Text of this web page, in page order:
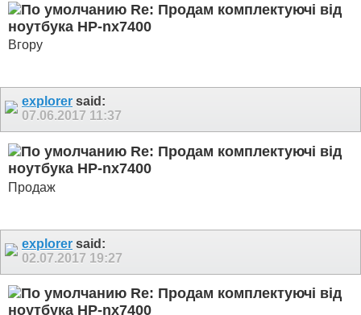
Re: Продам комплектуючі від
ноутбука HP-nx7400
Вгору
explorer said:
07.06.2017 11:37
Re: Продам комплектуючі від
ноутбука HP-nx7400
Продаж
explorer said:
02.07.2017 19:27
Re: Продам комплектуючі від
ноутбука HP-nx7400